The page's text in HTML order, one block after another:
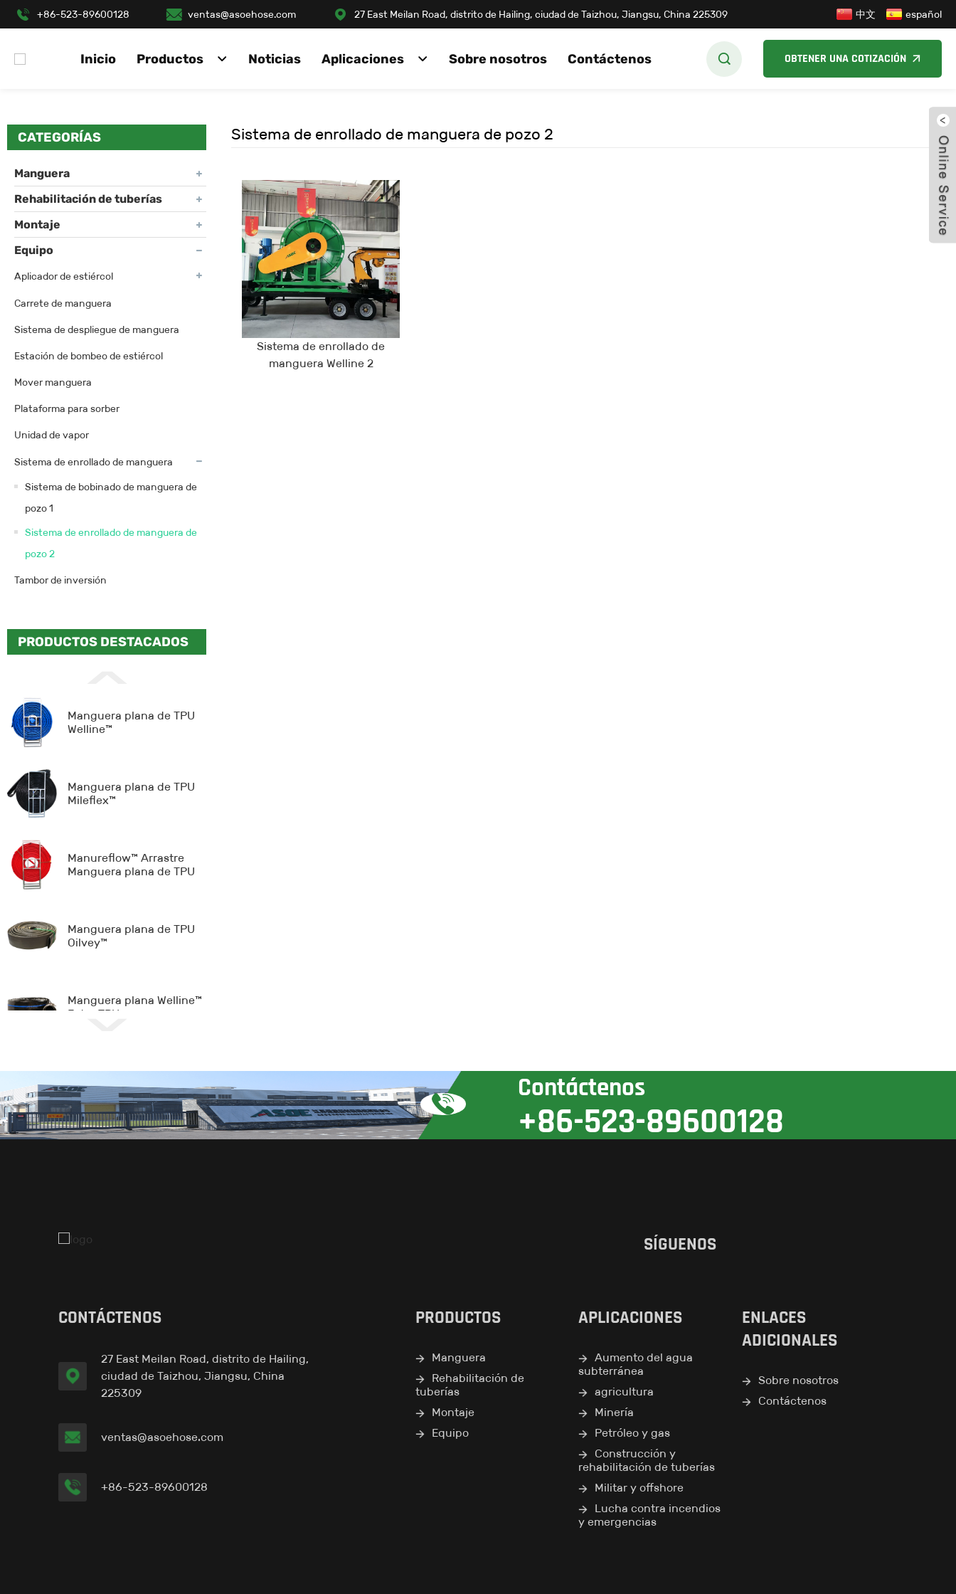
+86-523-89600128 ventas@asoehose.com 27 East Meilan Road, distrito de Hailing, ciudad de Taizhou, Jiangsu, China 225309 中文 español
Inicio Productos Noticias Aplicaciones Sobre nosotros Contáctenos OBTENER UNA COTIZACIÓN
CATEGORÍAS
Manguera
Rehabilitación de tuberías
Montaje
Equipo
Aplicador de estiércol
Carrete de manguera
Sistema de despliegue de manguera
Estación de bombeo de estiércol
Mover manguera
Plataforma para sorber
Unidad de vapor
Sistema de enrollado de manguera
Sistema de bobinado de manguera de
pozo 1
Sistema de enrollado de manguera de
pozo 2
Tambor de inversión
PRODUCTOS DESTACADOS
Manguera plana de TPU
Welline™
Manguera plana de TPU
Mileflex™
Manureflow™ Arrastre
Manguera plana de TPU
Manguera plana de TPU
Oilvey™
Manguera plana Welline™
Extra TPU
Manguera plana de NBR
Longman™
Pipe-in Liner™ H
Sistema de enrollado de manguera de pozo 2
Sistema de enrollado de
manguera Welline 2
Contáctenos
+86-523-89600128
SÍGUENOS
CONTÁCTENOS
27 East Meilan Road, distrito de Hailing,
ciudad de Taizhou, Jiangsu, China
225309
ventas@asoehose.com
+86-523-89600128
PRODUCTOS
Manguera
Rehabilitación de
tuberías
Montaje
Equipo
APLICACIONES
Aumento del agua
subterránea
agricultura
Minería
Petróleo y gas
Construcción y
rehabilitación de tuberías
Militar y offshore
Lucha contra incendios
y emergencias
ENLACES
ADICIONALES
Sobre nosotros
Contáctenos